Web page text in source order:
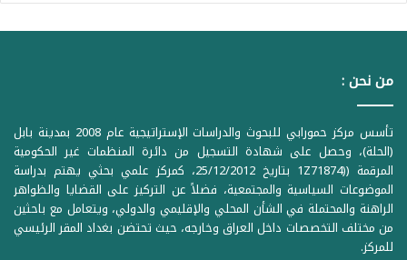
من نحن :
تأسس مركز حمورابي للبحوث والدراسات الإستراتيجية عام 2008 بمدينة بابل
(الحلة)، وحصل على شهادة التسجيل من دائرة المنظمات غير الحكومية
المرقمة ((1Z71874 بتاريخ 25/12/2012، كمركز علمي بحثي يهتم بدراسة
الموضوعات السياسية والمجتمعية، فضلاً عن التركيز على القضايا والظواهر
الراهنة والمحتملة في الشأن المحلي والإقليمي والدولي، ويتعامل مع باحثين
من مختلف التخصصات داخل العراق وخارجه، حيث تحتضن بغداد المقر الرئيسي
للمركز.